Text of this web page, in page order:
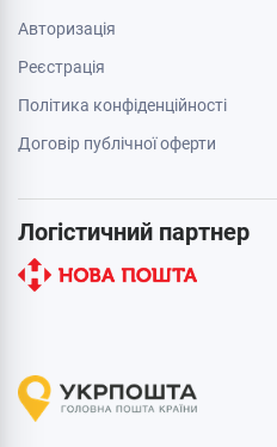
Авторизація
Реєстрація
Політика конфіденційності
Договір публічної оферти
Логістичний партнер